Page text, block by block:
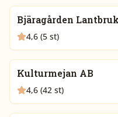
Bjäragården
4,6 (5 st)
Kulturmejan AB
4,6 (42 st)